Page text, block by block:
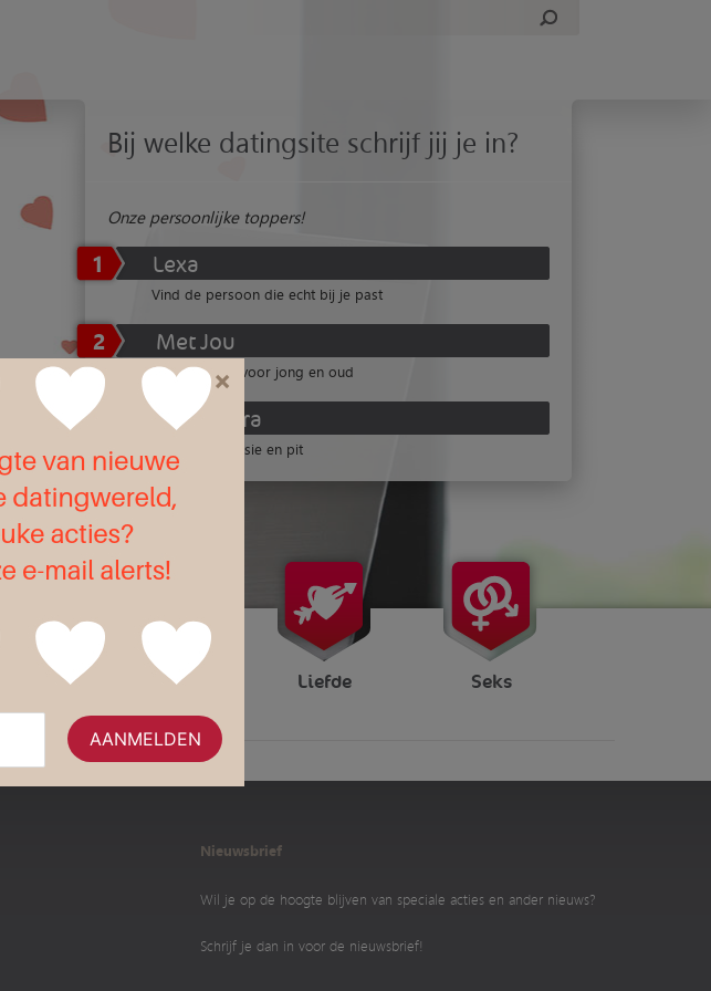
Bij welke datingsite schrijf jij je in?
Onze persoonlijke toppers!
1 Lexa
Vind de persoon die echt bij je past
2 Met Jou
De datingsite voor jong en oud
3 Novamora
Dating vol passie en pit
Flirt Liefde Seks
Nieuwsbrief
Wil je op de hoogte blijven van speciale acties en ander nieuws?
Schrijf je dan in voor de nieuwsbrief!
×